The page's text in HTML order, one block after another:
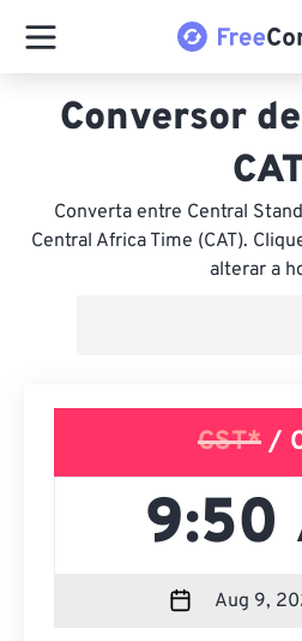
Conversor
Converta entre Central
Central Africa Time (CAT).
alterar a
CST*/